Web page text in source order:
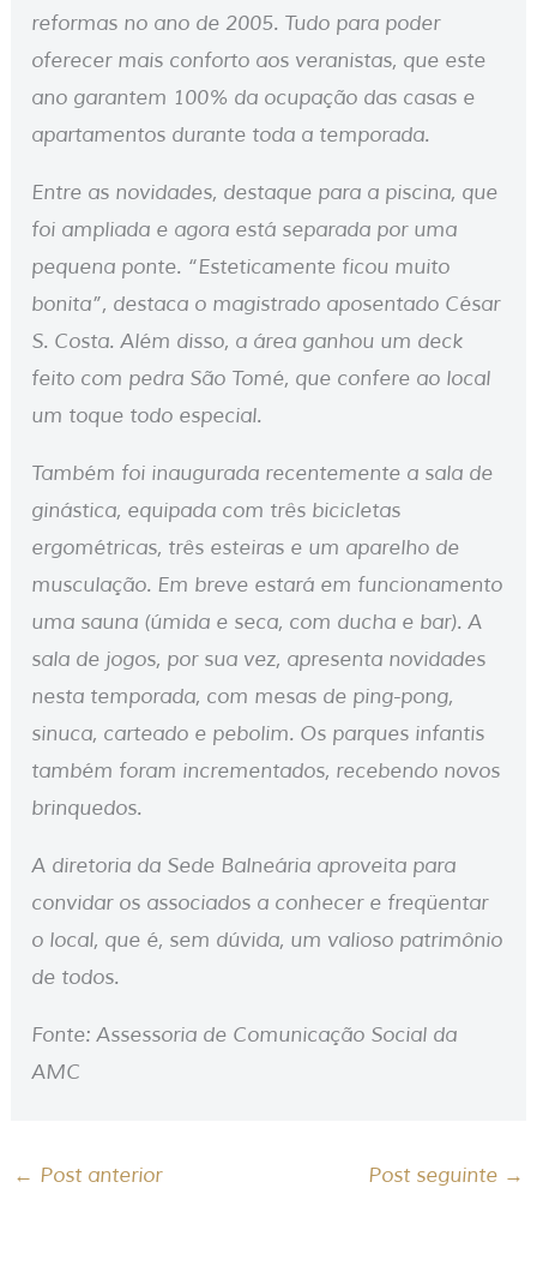
reformas no ano de 2005. Tudo para poder
oferecer mais conforto aos veranistas, que este
ano garantem 100% da ocupação das casas e
apartamentos durante toda a temporada.
Entre as novidades, destaque para a piscina, que
foi ampliada e agora está separada por uma
pequena ponte. “Esteticamente ficou muito
bonita”, destaca o magistrado aposentado César
S. Costa. Além disso, a área ganhou um deck
feito com pedra São Tomé, que confere ao local
um toque todo especial.
Também foi inaugurada recentemente a sala de
ginástica, equipada com três bicicletas
ergométricas, três esteiras e um aparelho de
musculação. Em breve estará em funcionamento
uma sauna (úmida e seca, com ducha e bar). A
sala de jogos, por sua vez, apresenta novidades
nesta temporada, com mesas de ping-pong,
sinuca, carteado e pebolim. Os parques infantis
também foram incrementados, recebendo novos
brinquedos.
A diretoria da Sede Balneária aproveita para
convidar os associados a conhecer e freqüentar
o local, que é, sem dúvida, um valioso patrimônio
de todos.
Fonte: Assessoria de Comunicação Social da
AMC
← Post anterior Post seguinte →